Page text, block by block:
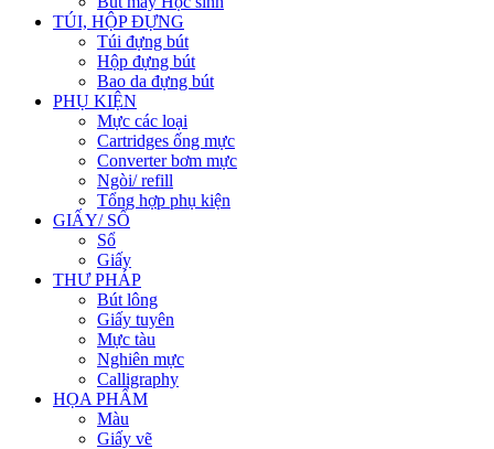
TÚI, HỘP ĐỰNG
Túi đựng bút
Hộp đựng bút
Bao da đựng bút
PHỤ KIỆN
Mực các loại
Cartridges ống mực
Converter bơm mực
Ngòi/ refill
Tổng hợp phụ kiện
GIẤY/ SỔ
Sổ
Giấy
THƯ PHÁP
Bút lông
Giấy tuyên
Mực tàu
Nghiên mực
Calligraphy
HỌA PHẨM
Màu
Giấy vẽ